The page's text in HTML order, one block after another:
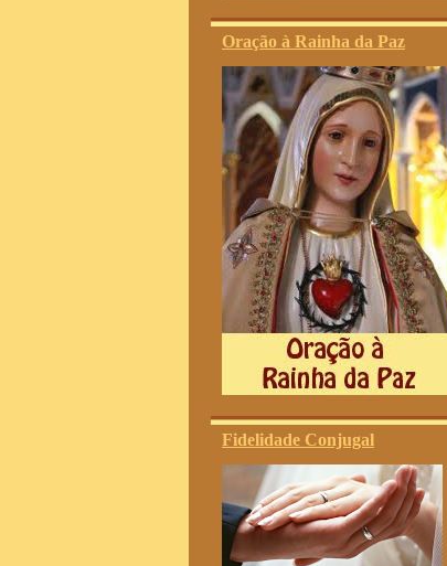
Oração à Rainha da Paz
Fidelidade Conjugal